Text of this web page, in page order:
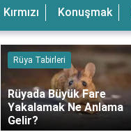
Kırmızı Konuşmak
Rüya Tabirleri
Rüyada Büyük Fare
Yakalamak Ne Anlama
Gelir?